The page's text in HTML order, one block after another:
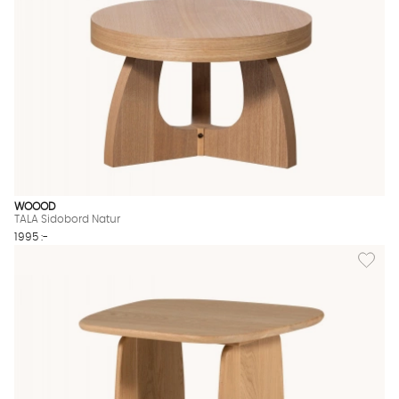
WOOOD
TALA Sidobord Natur
1995 :-
Lägg